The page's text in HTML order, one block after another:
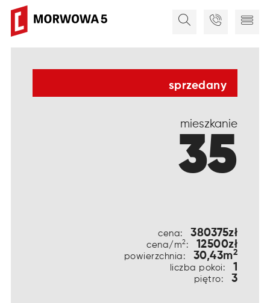
mieszkanie
35
sprzedany
cena: 380375zł
cena/m2: 12500zł
powierzchnia: 30,43m2
liczba pokoi: 1
piętro: 3